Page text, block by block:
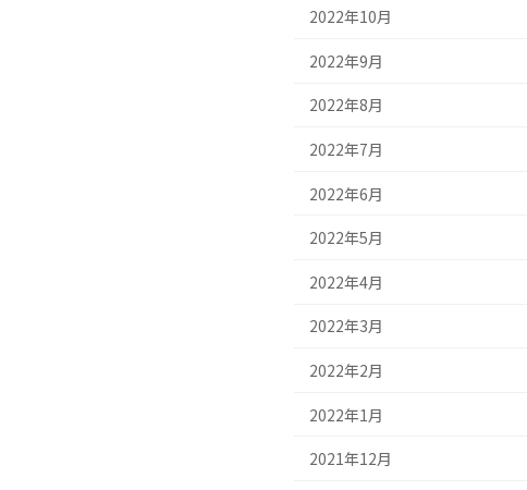
2022年10月
2022年9月
2022年8月
2022年7月
2022年6月
2022年5月
2022年4月
2022年3月
2022年2月
2022年1月
2021年12月